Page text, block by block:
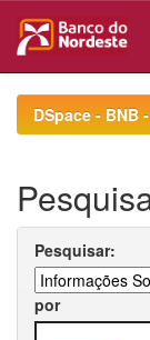
navigationDSpace - BNB
Pesquisar:
por